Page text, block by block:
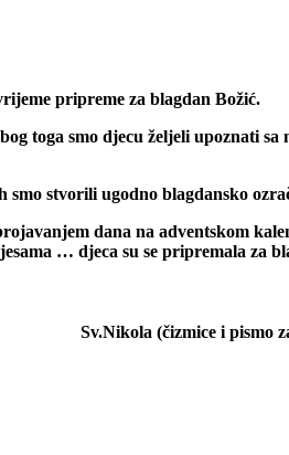
pripreme za blagdan Božić.
toga smo djecu željeli upoznati
stvorili ugodno blagdansko
dana na adventskom
… djeca su se pripremala za
Sv.Nikola (čizmice i pismo